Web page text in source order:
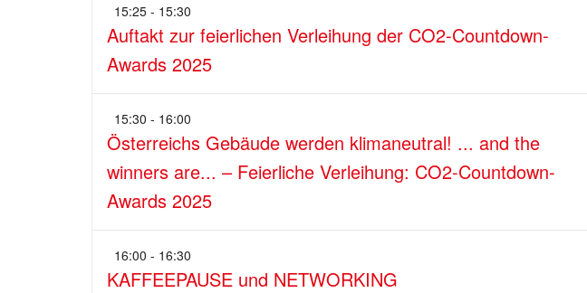
15:25 - 15:30
Auftakt zur feierlichen Verleihung der CO2-Countdown-
Awards 2025
15:30 - 16:00
Österreichs Gebäude werden klimaneutral! ... and the
winners are... – Feierliche Verleihung: CO2-Countdown-
Awards 2025
16:00 - 16:30
KAFFEEPAUSE und NETWORKING